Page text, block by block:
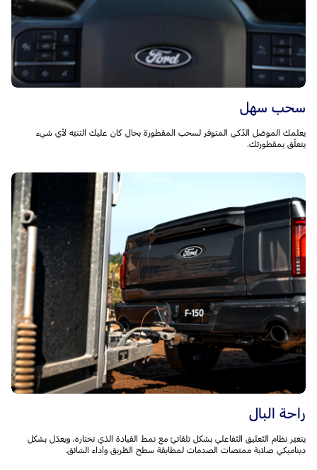
سحب سهل
يعلمك الموصّل الذّكي المتوفر لسحب المقطورة بحال كان عليك التنبّه لأي شيء
يتعلّق بمقطورتك.
راحة البال
يتغيّر نظام التّعليق التّفاعلي بشكل تلقائيّ مع نمط القيادة الذي تختاره، ويعدّل بشكل
ديناميكي صلابة ممتصات الصدمات لمطابقة سطح الطّريق وأداء السّائق.